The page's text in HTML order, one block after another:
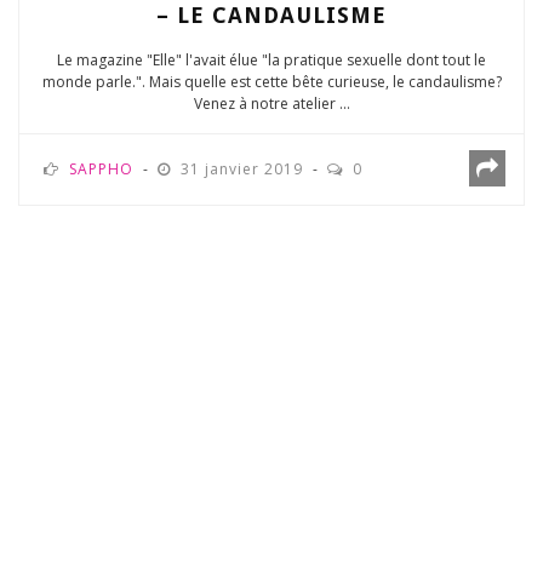
– LE CANDAULISME
Le magazine "Elle" l'avait élue "la pratique sexuelle dont tout le
monde parle.". Mais quelle est cette bête curieuse, le candaulisme?
Venez à notre atelier ...
SAPPHO 31 janvier 2019 0